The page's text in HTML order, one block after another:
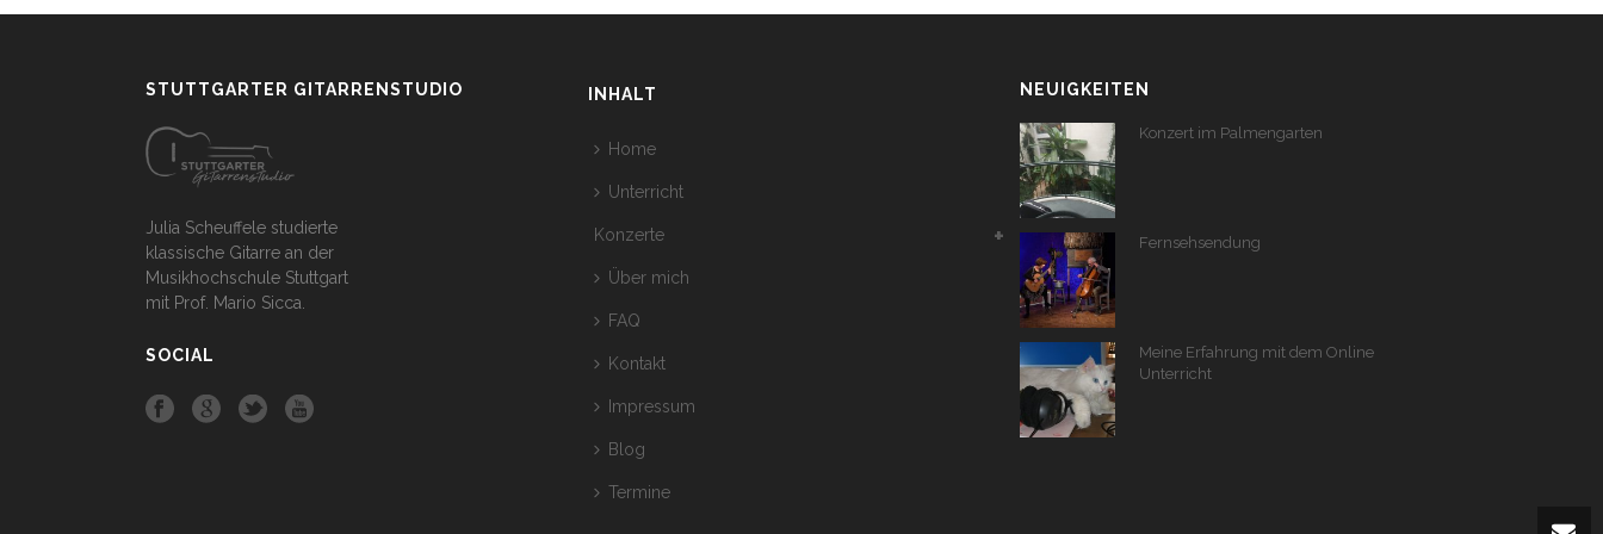
STUTTGARTER GITARRENSTUDIO
Julia Scheuffele studierte
klassische Gitarre an der
Musikhochschule Stuttgart
mit Prof. Mario Sicca.
SOCIAL
INHALT
Home
Unterricht
Konzerte
Über mich
FAQ
Kontakt
Impressum
Blog
Termine
NEUIGKEITEN
Konzert im Palmengarten
Fernsehsendung
Meine Erfahrung mit dem Online
Unterricht